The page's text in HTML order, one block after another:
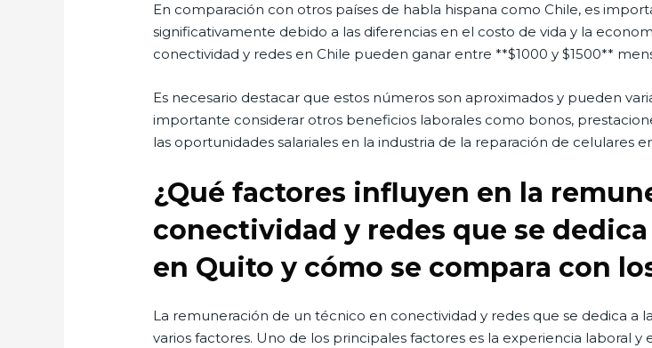
En comparación con otros países de habla hispana como Chile, es
significativamente debido a las diferencias en el costo de vida y la
conectividad y redes en Chile pueden ganar entre **$1000 y $1500**
Es necesario destacar que estos números son aproximados y pueden
importante considerar otros beneficios laborales como bonos,
las oportunidades salariales en la industria de la reparación de celulares
¿Qué factores influyen en la
conectividad y redes que se
en Quito y cómo se compara con
La remuneración de un técnico en conectividad y redes que se dedica a
varios factores. Uno de los principales factores es la experiencia laboral